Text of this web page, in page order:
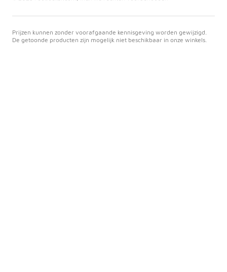
Prijzen kunnen zonder voorafgaande kennisgeving worden gewijzigd.
De getoonde producten zijn mogelijk niet beschikbaar in onze winkels.